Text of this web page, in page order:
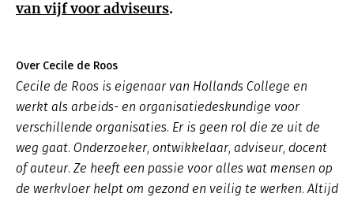
van vijf voor adviseurs.
Over Cecile de Roos
Cecile de Roos is eigenaar van Hollands College en
werkt als arbeids- en organisatiedeskundige voor
verschillende organisaties. Er is geen rol die ze uit de
weg gaat. Onderzoeker, ontwikkelaar, adviseur, docent
of auteur. Ze heeft een passie voor alles wat mensen op
de werkvloer helpt om gezond en veilig te werken. Altijd